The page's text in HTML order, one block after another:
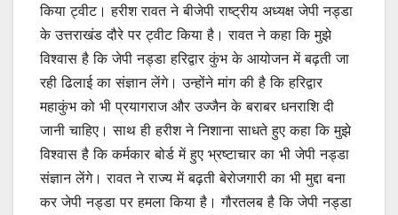
किया ट्वीट। हरीश रावत ने बीजेपी राष्ट्रीय अध्यक्ष जेपी नड्डा
के उत्तराखंड दौरे पर ट्वीट किया है। रावत ने कहा कि मुझे
विश्वास है कि जेपी नड्डा हरिद्वार कुंभ के आयोजन में बढ़ती जा
रही ढिलाई का संज्ञान लेंगे। उन्होंने मांग की है कि हरिद्वार
महाकुंभ को भी प्रयागराज और उज्जैन के बराबर धनराशि दी
जानी चाहिए। साथ ही हरीश ने निशाना साधते हुए कहा कि मुझे
विश्वास है कि कर्मकार बोर्ड में हुए भ्रष्टाचार का भी जेपी नड्डा
संज्ञान लेंगे। रावत ने राज्य में बढ़ती बेरोजगारी का भी मुद्दा बना
कर जेपी नड्डा पर हमला किया है। गौरतलब है कि जेपी नड्डा